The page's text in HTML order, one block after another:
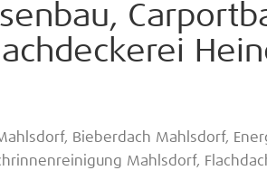
Bieberdach Mahlsdorf,
Mahlsdorf,